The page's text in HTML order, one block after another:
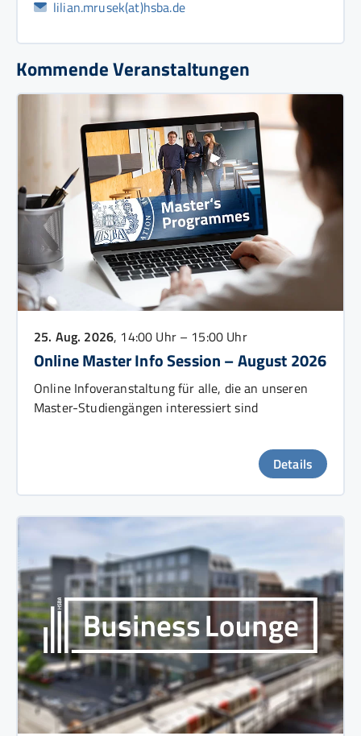
lilian.mrusek(at)hsba.de
Kommende Veranstaltungen
25. Aug. 2026, 14:00 Uhr – 15:00 Uhr
Online Master Info Session – August 2026
Online Infoveranstaltung für alle, die an unseren
Master-Studiengängen interessiert sind
Details